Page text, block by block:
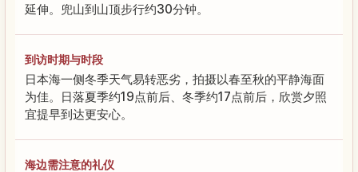
延伸。兜山到山顶步行约30分钟。
到访时期与时段
日本海一侧冬季天气易转恶劣，拍摄以春至秋的平静海面
为佳。日落夏季约19点前后、冬季约17点前后，欣赏夕照
宜提早到达更安心。
海边需注意的礼仪